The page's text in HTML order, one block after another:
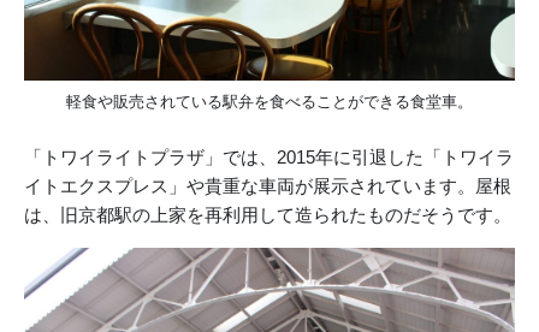
軽食や販売されている駅弁を食べることができる食堂車。
「トワイライトプラザ」では、2015年に引退した「トワイラ
イトエクスプレス」や貴重な車両が展示されています。屋根
は、旧京都駅の上家を再利用して造られたものだそうです。